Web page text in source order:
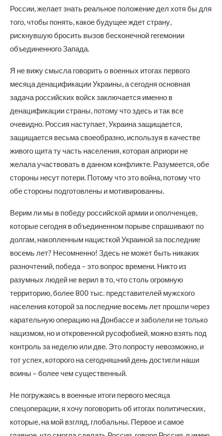
России, желает знать реальное положение дел хотя бы для
того, чтобы понять, какое будущее ждет страну,
рискнувшую бросить вызов бесконечной гегемонии
объединенного Запада.
Я не вижу смысла говорить о военных итогах первого
месяца денацификации Украины, а сегодня основная
задача российских войск заключается именно в
денацификации страны, потому что здесь и так все
очевидно. Россия наступает, Украина защищается,
защищается весьма своеобразно, используя в качестве
живого щита ту часть населения, которая априори не
желала участвовать в данном конфликте. Разумеется, обе
стороны несут потери. Потому что это война, потому что
обе стороны подготовлены и мотивированны.
Верим ли мы в победу российской армии и ополченцев,
которые сегодня в объединенном порыве спрашивают по
долгам, накопленным нацисткой Украиной за последние
восемь лет? Несомненно! Здесь не может быть никаких
разночтений, победа – это вопрос времени. Никто из
разумных людей не верил в то, что столь огромную
территорию, более 800 тыс. представителей мужского
населения которой за последние восемь лет прошли через
карательную операцию на Донбассе и заболели не только
нацизмом, но и откровенной русофобией, можно взять под
контроль за неделю или две. Это попросту невозможно, и
тот успех, которого на сегодняшний день достигли наши
воины – более чем существенный.
Не погружаясь в военные итоги первого месяца
спецоперации, я хочу поговорить об итогах политических,
которые, на мой взгляд, глобальны. Первое и самое